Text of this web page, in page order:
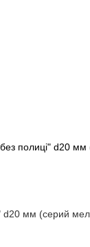
полиці" d20 мм